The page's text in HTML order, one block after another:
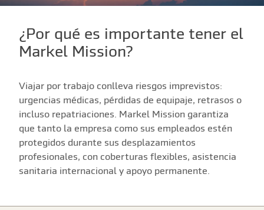
¿Por qué es importante tener el
Markel Mission?
Viajar por trabajo conlleva riesgos imprevistos:
urgencias médicas, pérdidas de equipaje, retrasos o
incluso repatriaciones. Markel Mission garantiza
que tanto la empresa como sus empleados estén
protegidos durante sus desplazamientos
profesionales, con coberturas flexibles, asistencia
sanitaria internacional y apoyo permanente.